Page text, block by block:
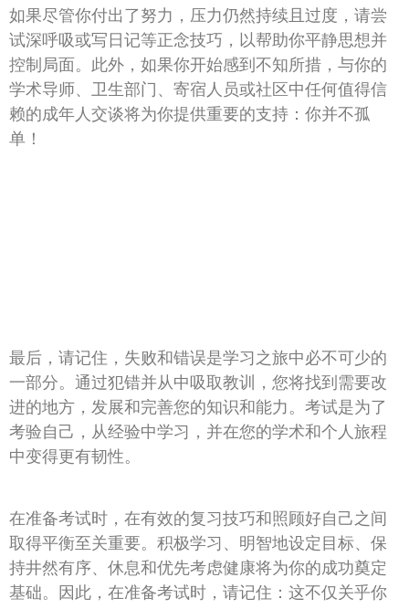
如果尽管你付出了努力，压力仍然持续且过度，请尝
试深呼吸或写日记等正念技巧，以帮助你平静思想并
控制局面。此外，如果你开始感到不知所措，与你的
学术导师、卫生部门、寄宿人员或社区中任何值得信
赖的成年人交谈将为你提供重要的支持：你并不孤
单！
最后，请记住，失败和错误是学习之旅中必不可少的
一部分。通过犯错并从中吸取教训，您将找到需要改
进的地方，发展和完善您的知识和能力。考试是为了
考验自己，从经验中学习，并在您的学术和个人旅程
中变得更有韧性。
在准备考试时，在有效的复习技巧和照顾好自己之间
取得平衡至关重要。积极学习、明智地设定目标、保
持井然有序、休息和优先考虑健康将为你的成功奠定
基础。因此，在准备考试时，请记住：这不仅关乎你